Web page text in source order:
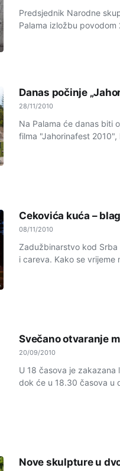
Predsjednik Narodne
Palama izložbu
Danas počinje
28/11/2010
Na Palama će danas biti
filma "Jahorinafest
Cekovića kuća –
08/11/2010
Zadužbinarstvo kod
i careva. Kako se vrijeme
Svečano otvaranje
20/09/2010
U 18 časova je
dok će u 18.30 časova u
Nove skulpture u